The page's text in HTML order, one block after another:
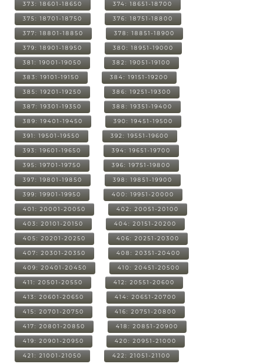
373: 18601-18650 374: 18651-18700
375: 18701-18750 376: 18751-18800
377: 18801-18850 378: 18851-18900
379: 18901-18950 380: 18951-19000
381: 19001-19050 382: 19051-19100
383: 19101-19150 384: 19151-19200
385: 19201-19250 386: 19251-19300
387: 19301-19350 388: 19351-19400
389: 19401-19450 390: 19451-19500
391: 19501-19550 392: 19551-19600
393: 19601-19650 394: 19651-19700
395: 19701-19750 396: 19751-19800
397: 19801-19850 398: 19851-19900
399: 19901-19950 400: 19951-20000
401: 20001-20050 402: 20051-20100
403: 20101-20150 404: 20151-20200
405: 20201-20250 406: 20251-20300
407: 20301-20350 408: 20351-20400
409: 20401-20450 410: 20451-20500
411: 20501-20550 412: 20551-20600
413: 20601-20650 414: 20651-20700
415: 20701-20750 416: 20751-20800
417: 20801-20850 418: 20851-20900
419: 20901-20950 420: 20951-21000
421: 21001-21050 422: 21051-21100